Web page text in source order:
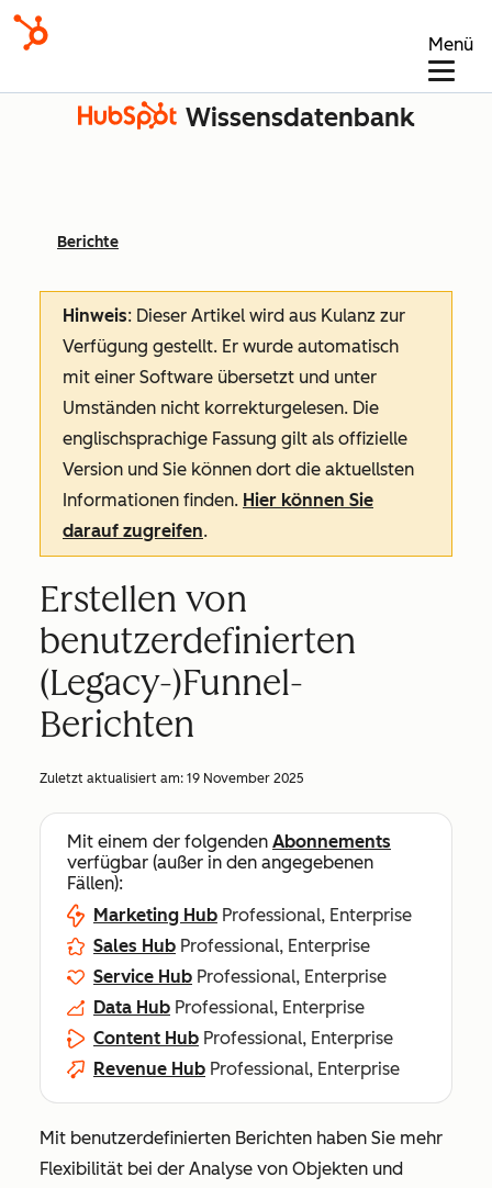
Menü
Wissensdatenbank
Berichte
Hinweis: Dieser Artikel wird aus Kulanz zur
Verfügung gestellt. Er wurde automatisch
mit einer Software übersetzt und unter
Umständen nicht korrekturgelesen. Die
englischsprachige Fassung gilt als offizielle
Version und Sie können dort die aktuellsten
Informationen finden. Hier können Sie
darauf zugreifen.
Erstellen von
benutzerdefinierten
(Legacy-)Funnel-
Berichten
Zuletzt aktualisiert am: 19 November 2025
Mit einem der folgenden Abonnements
verfügbar (außer in den angegebenen
Fällen):
Marketing Hub Professional, Enterprise
Sales Hub Professional, Enterprise
Service Hub Professional, Enterprise
Data Hub Professional, Enterprise
Content Hub Professional, Enterprise
Revenue Hub Professional, Enterprise
Mit benutzerdefinierten Berichten haben Sie mehr
Flexibilität bei der Analyse von Objekten und